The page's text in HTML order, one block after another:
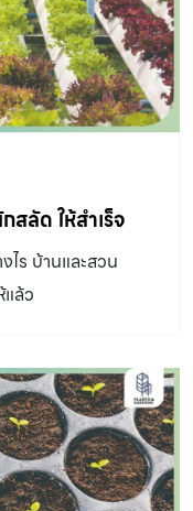
ลัด ให้สำเร็จ
ไร บ้านและสวน
ล้ว